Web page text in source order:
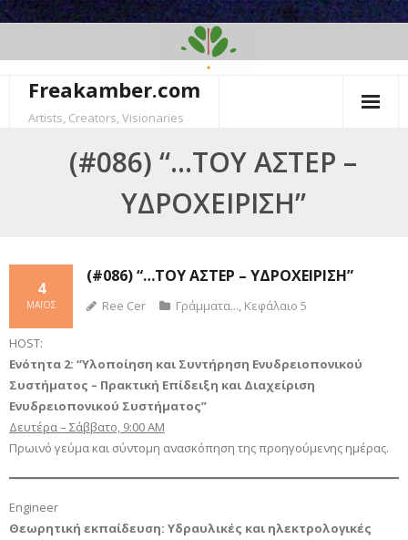
Freakamber.com
Artists, Creators, Visionaries
(#086) “…ΤΟΥ ΆΣΤΕΡ –
ΥΔΡΟΧΕΊΡΙΣΗ”
(#086) “…ΤΟΥ ΆΣΤΕΡ – ΥΔΡΟΧΕΊΡΙΣΗ”
4
ΜΆΙΟΣ Ree Cer Γράμματα..., Κεφάλαιο 5
HOST:
Ενότητα 2: “Υλοποίηση και Συντήρηση Ενυδρειοπονικού
Συστήματος – Πρακτική Επίδειξη και Διαχείριση
Ενυδρειοπονικού Συστήματος”
Δευτέρα – Σάββατο, 9:00 AM
Πρωινό γεύμα και σύντομη ανασκόπηση της προηγούμενης ημέρας.
Engineer
Θεωρητική εκπαίδευση: Υδραυλικές και ηλεκτρολογικές